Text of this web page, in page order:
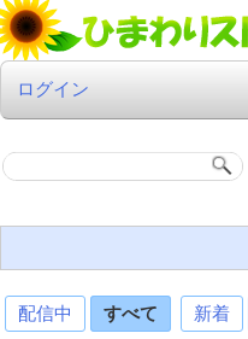
ログイン
配信中 すべて 新着